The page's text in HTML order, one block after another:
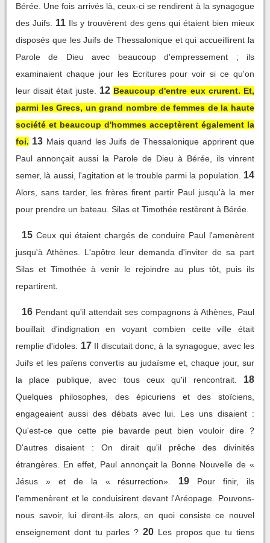
Bérée. Une fois arrivés là, ceux-ci se rendirent à la synagogue
des Juifs.
11 Ils y trouvèrent des gens qui étaient bien mieux
disposés que les Juifs de Thessalonique et qui accueillirent la
Parole de Dieu avec beaucoup d'empressement ; ils
examinaient chaque jour les Ecritures pour voir si ce qu'on
leur disait était juste.
12 Beaucoup d'entre eux crurent. Et,
parmi les Grecs, un grand nombre de femmes de la haute
société et beaucoup d'hommes acceptèrent également la
foi. 13 Mais quand les Juifs de Thessalonique apprirent que
Paul annonçait aussi la Parole de Dieu à Bérée, ils vinrent
semer, là aussi, l'agitation et le trouble parmi la population.
14
Alors, sans tarder, les frères firent partir Paul jusqu'à la mer
pour prendre un bateau. Silas et Timothée restèrent à Bérée.
15 Ceux qui étaient chargés de conduire Paul l'amenèrent
jusqu'à Athènes. L'apôtre leur demanda d'inviter de sa part
Silas et Timothée à venir le rejoindre au plus tôt, puis ils
repartirent.
16 Pendant qu'il attendait ses compagnons à Athènes, Paul
bouillait d'indignation en voyant combien cette ville était
remplie d'idoles.
17 Il discutait donc, à la synagogue, avec les
Juifs et les païens convertis au judaïsme et, chaque jour, sur
la place publique, avec tous ceux qu'il rencontrait.
18
Quelques philosophes, des épicuriens et des stoïciens,
engageaient aussi des débats avec lui. Les uns disaient :
Qu'est-ce que cette pie bavarde peut bien vouloir dire ?
D'autres disaient : On dirait qu'il prêche des divinités
étrangères. En effet, Paul annonçait la Bonne Nouvelle de «
Jésus » et de la « résurrection».
19
Pour finir, ils
l'emmenèrent et le conduisirent devant l'Aréopage. Pouvons-
nous savoir, lui dirent-ils alors, en quoi consiste ce nouvel
enseignement dont tu parles ? 20 Les propos que tu tiens